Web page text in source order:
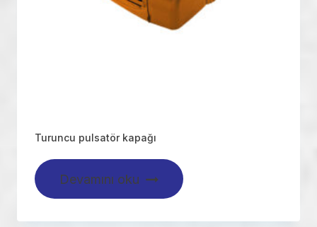
Turuncu pulsatör kapağı
Devamını oku